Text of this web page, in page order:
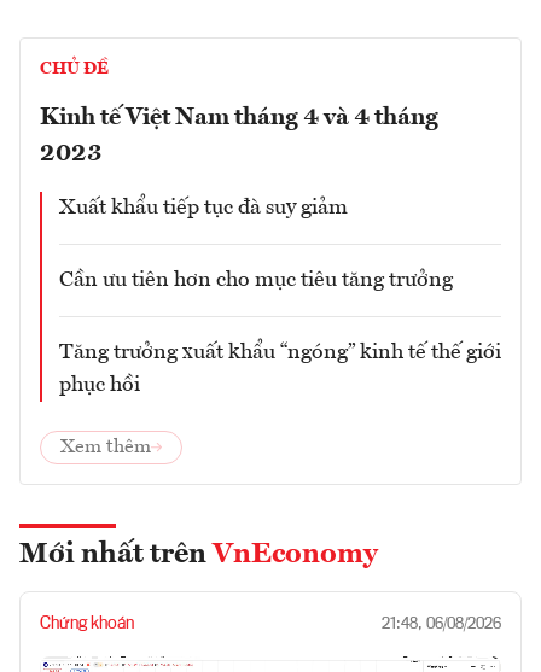
CHỦ ĐỀ
Kinh tế Việt Nam tháng 4 và 4 tháng
2023
Xuất khẩu tiếp tục đà suy giảm
Cần ưu tiên hơn cho mục tiêu tăng trưởng
Tăng trưởng xuất khẩu “ngóng” kinh tế thế giới
phục hồi
Xem thêm
Mới nhất trên VnEconomy
Chứng khoán 21:48, 06/08/2026